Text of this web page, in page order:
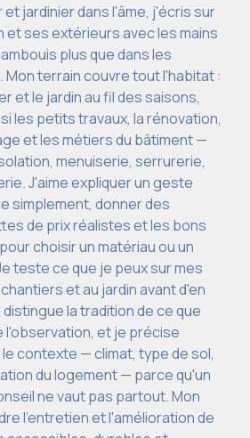
et jardinier dans l'âme, j'écris sur
et ses extérieurs avec les mains
plus que dans les
Mon terrain couvre tout l'habitat :
et le jardin au fil des saisons,
les petits travaux, la rénovation,
et les métiers du bâtiment —
menuiserie, serrurerie,
J'aime expliquer un geste
simplement, donner des
de prix réalistes et les bons
choisir un matériau ou un
teste ce que je peux sur mes
et au jardin avant d'en
distingue la tradition de ce que
l'observation, et je précise
contexte — climat, type de sol,
du logement — parce qu'un
ne vaut pas partout. Mon
l'entretien et l'amélioration de